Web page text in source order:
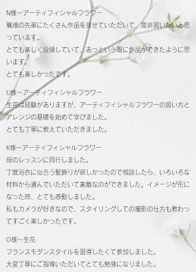
N様～アーティフィシャルフラワー
職場の先輩にたくさん作品を見せていただいて、是非習いたいと思
っています。
とても楽しく没頭していて、あっという間に作品ができたように思
います。
とても楽しかったです。
U様～アーティフィシャルフラワー
生花は経験がありますが、アーティフィシャルフラワーの扱い方と
アレンジの基礎を始めて学びました。
とても丁寧に教えていただきました。
K様～アーティフィシャルフラワー
母のレッスンに同行しました。
丁度浴衣に似合う髪飾りが欲しかったので相談したら、いろいろな
材料から選んでいただいて素敵なのができました。イメージが形に
なった時、とても感動しました。
私もカメラが好きなので、スタイリングしての撮影の仕方も教わっ
てすごく楽しかったです。
O様～生花
フランスモダンスタイルを習得したくて参加しました。
大変丁寧にご指導いただいてとても勉強になりました。